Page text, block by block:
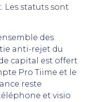
Les statuts sont
des
anti-rejet du
capital est offert
Pro Tiime et le
reste
et visio